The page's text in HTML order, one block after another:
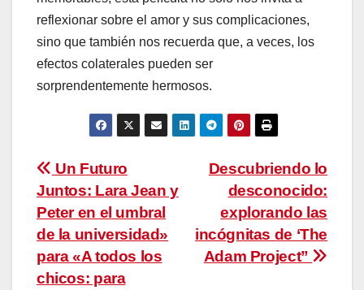
reflexionar sobre el amor y sus complicaciones,
sino que también nos recuerda que, a veces, los
efectos colaterales pueden ser
sorprendentemente hermosos.
Navegación
de
entradas
Descubriendo lo
desconocido:
explorando las
incógnitas de ‘The
Adam Project”
Un Futuro
Juntos: Lara Jean y
Peter en el umbral
de la universidad»
para «A todos los
chicos: para